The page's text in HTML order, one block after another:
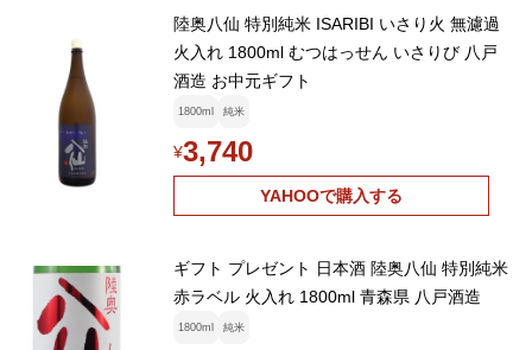
陸奥八仙 特別純米 ISARIBI いさり火 無濾過
火入れ 1800ml むつはっせん いさりび 八戸
酒造 お中元ギフト
1800ml 純米
¥3,740
YAHOOで購入する
ギフト プレゼント 日本酒 陸奥八仙 特別純米
赤ラベル 火入れ 1800ml 青森県 八戸酒造
1800ml 純米